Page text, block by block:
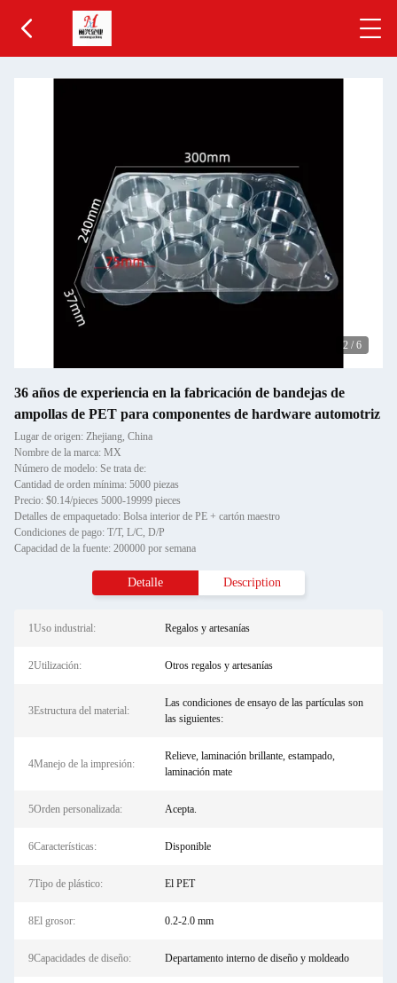
2 / 6
36 años de experiencia en la fabricación de bandejas de
ampollas de PET para componentes de hardware automotriz
Lugar de origen: Zhejiang, China
Nombre de la marca: MX
Número de modelo: Se trata de:
Cantidad de orden mínima: 5000 piezas
Precio: $0.14/pieces 5000-19999 pieces
Detalles de empaquetado: Bolsa interior de PE + cartón maestro
Condiciones de pago: T/T, L/C, D/P
Capacidad de la fuente: 200000 por semana
Detalle Description
1Uso industrial: Regalos y artesanías
2Utilización: Otros regalos y artesanías
3Estructura del material:
Las condiciones de ensayo de las partículas son
las siguientes:
4Manejo de la impresión:
Relieve, laminación brillante, estampado,
laminación mate
5Orden personalizada: Acepta.
6Características: Disponible
7Tipo de plástico: El PET
8El grosor: 0.2-2.0 mm
9Capacidades de diseño: Departamento interno de diseño y moldeado